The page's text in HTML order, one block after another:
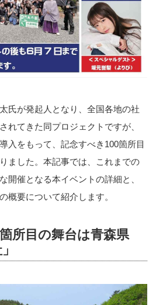
氏が発起人となり、全国各地の社
れてきた同プロジェクトですが、
入をもって、記念すべき100箇所目
ました。本記事では、これまでの
開催となる本イベントの詳細と、
概要について紹介します。
所目の舞台は青森県